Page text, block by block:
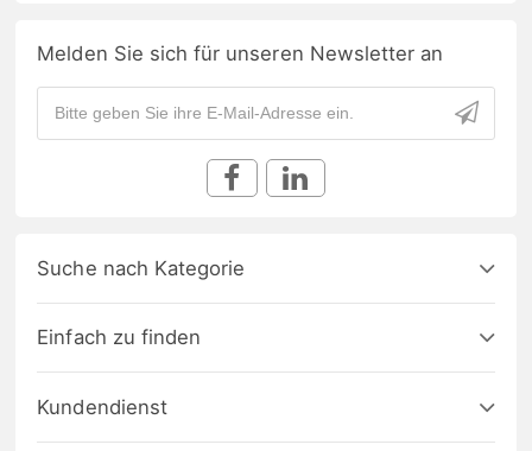
Melden Sie sich für unseren Newsletter an
Suche nach Kategorie
Einfach zu finden
Kundendienst